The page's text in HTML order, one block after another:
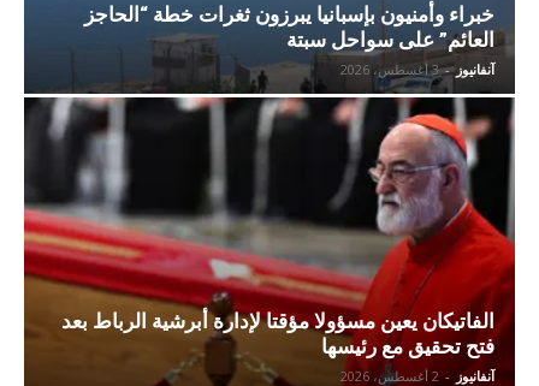
خبراء وأمنيون بإسبانيا يبرزون ثغرات خطة “الحاجز
العائم” على سواحل سبتة
آنفانيوز - 3 أغسطس، 2026
الفاتيكان يعين مسؤولا مؤقتا لإدارة أبرشية الرباط بعد
فتح تحقيق مع رئيسها
آنفانيوز - 2 أغسطس، 2026